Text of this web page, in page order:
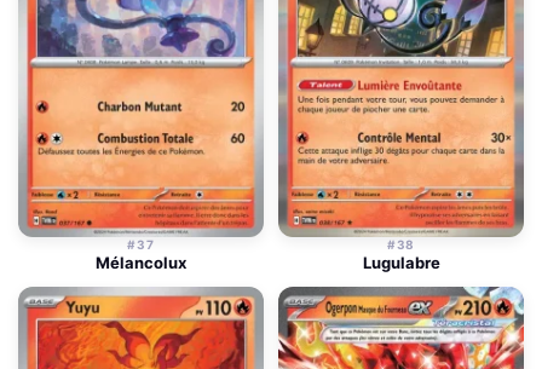
#37
Mélancolux
#38
Lugulabre